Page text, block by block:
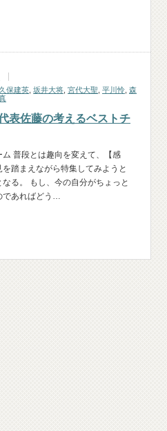
久保建英 坂井大将 宮代大聖 平川怜 森
表佐藤の考えるベストチ
普段とは趣向を変えて、【感
踏まえながら特集してみようと
る。 もし、今の自分がちょっと
であればどう…